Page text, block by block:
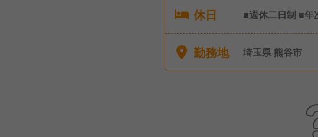
休日
■週休二日制 ■年
暇 ■消滅年次有
立、病気やけが
勤務地 埼玉県 熊谷市